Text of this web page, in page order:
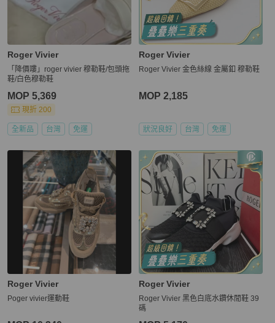
Roger Vivier
「降價嘍」roger vivier 穆勒鞋/包頭拖
鞋/白色穆勒鞋
MOP 5,369
現折 200
全新品 台灣 免運
Roger Vivier
Roger Vivier 金色絲線 金屬釦 穆勒鞋
MOP 2,185
狀況良好 台灣 免運
Roger Vivier
Poger vivier運動鞋
Roger Vivier
Roger Vivier 黑色白底水鑽休閒鞋 39
碼